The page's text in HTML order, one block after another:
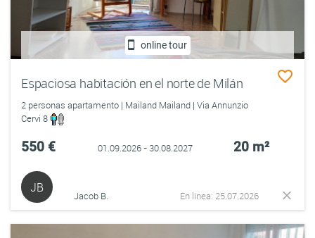
online tour
Espaciosa habitación en el norte de Milán
2 personas apartamento | Mailand Mailand | Via Annunzio
Cervi 8
550 € 01.09.2026 - 30.08.2027 20 m²
JB
Jacob B. En línea: 25.07.2026